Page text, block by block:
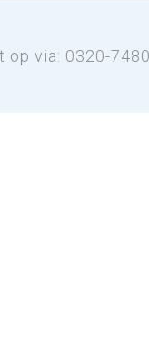
op via: 0320-